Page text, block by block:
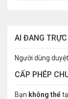
AI ĐANG
Người dùng
CẤP PHÉP
Bạn không thể